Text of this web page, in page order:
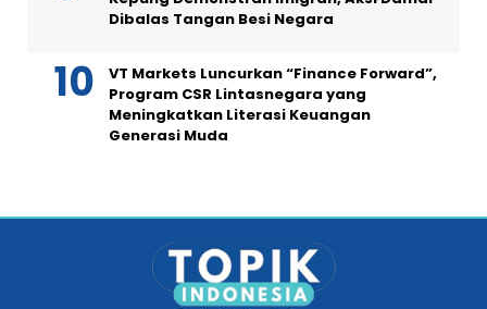
Dibalas Tangan Besi Negara
VT Markets Luncurkan “Finance Forward”,
Program CSR Lintasnegara yang
Meningkatkan Literasi Keuangan
Generasi Muda